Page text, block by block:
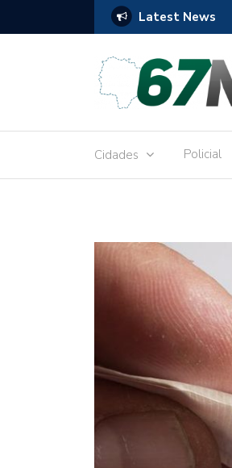
Latest News
réu por receber Pix de editora que desviou
Cidades Policial